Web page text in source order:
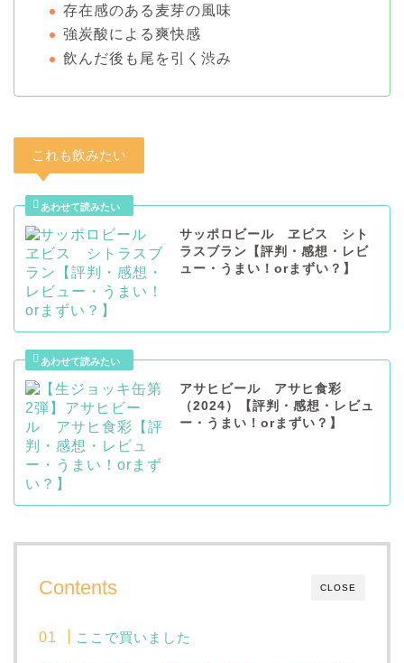
存在感のある麦芽の風味
強炭酸による爽快感
飲んだ後も尾を引く渋み
これも飲みたい
サッポロビール ヱビス シト
ラスブラン【評判・感想・レビ
ュー・うまい！orまずい？】
アサヒビール アサヒ食彩
（2024）【評判・感想・レビュ
ー・うまい！orまずい？】
CLOSE
Contents
ここで買いました